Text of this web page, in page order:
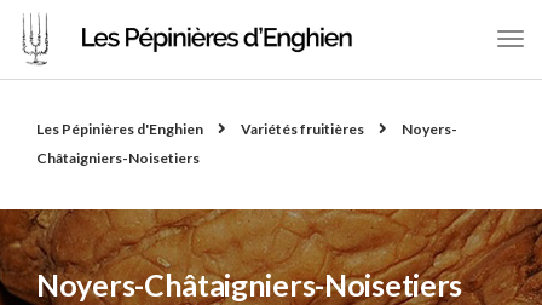
Les Pépinières d'Enghien Variétés fruitières
Noyers-
Châtaigniers-Noisetiers
Noyers-Châtaigniers-Noisetiers